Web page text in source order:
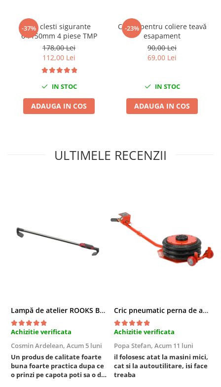
Volvo
Scule pentru tinichigerie
Scule Pneumatice
Accesorii Pneumatice
Chei cu clichet
Compresoare
Filtre Pneumatice
Pistoale de vopsit
Diagnoza si masurari
Sistem Vibro-Power
Sisteme de ridicare si sustinere
Capre Auto
Cricuri Hidraulice
Surubelnite Si Biti
Truse de biti
-37%
Set clesti sigurante
6"/150mm 4 piese TMP
178,00 Lei
112,00 Lei
IN STOC
ADAUGA IN COS
-23%
Cleste pentru coliere teavă
esapament
90,00 Lei
69,00 Lei
IN STOC
ADAUGA IN COS
ULTIMELE RECENZII
Lampă de atelier ROOKS B2 HYBRID pentru capotă, 2000 lumeni, 5000 mAh
Achizitie verificata
Cosmin Ardelean, Acum 5 luni
Un produs de calitate foarte
buna foarte practica dupa ce
o prinzi pe capota poti sa o dai
Cric pneumatic perna de aer cu inaltator 6T
Achizitie verificata
Popa Stefan, Acum 11 luni
il folosesc atat la masini mici,
cat si la autoutilitare, isi face
treaba